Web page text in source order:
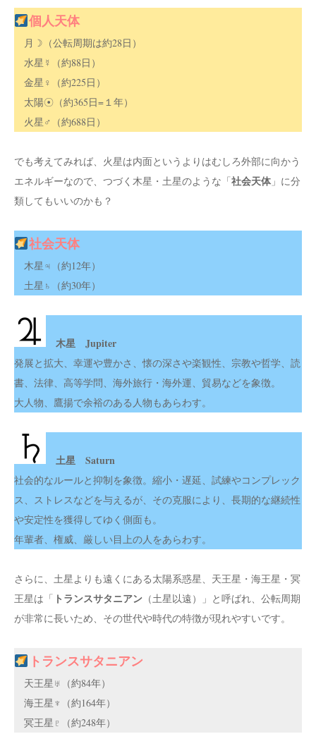
個人天体
月☽（公転周期は約28日）
水星☿（約88日）
金星♀（約225日）
太陽☉（約365日=１年）
火星♂（約688日）
でも考えてみれば、火星は内面というよりはむしろ外部に向かう
エネルギーなので、つづく木星・土星のような「社会天体」に分
類してもいいのかも？
社会天体
木星♃（約12年）
土星♄（約30年）
木星 Jupiter
発展と拡大、幸運や豊かさ、懐の深さや楽観性、宗教や哲学、読
書、法律、高等学問、海外旅行・海外運、貿易などを象徴。
大人物、鷹揚で余裕のある人物もあらわす。
土星 Saturn
社会的なルールと抑制を象徴。縮小・遅延、試練やコンプレック
ス、ストレスなどを与えるが、その克服により、長期的な継続性
や安定性を獲得してゆく側面も。
年輩者、権威、厳しい目上の人をあらわす。
さらに、土星よりも遠くにある太陽系惑星、天王星・海王星・冥
王星は「 トランスサタニアン （土星以遠）」と呼ばれ、公転周期
が非常に長いため、その世代や時代の特徴が現れやすいです。
トランスサタニアン
天王星♅（約84年）
海王星♆（約164年）
冥王星♇（約248年）